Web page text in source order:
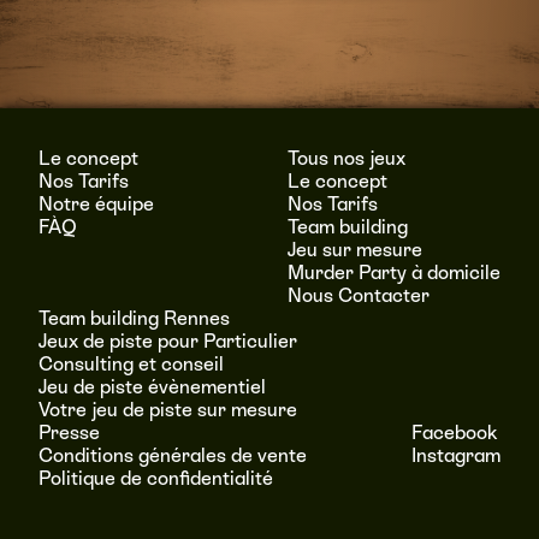
Le concept
Nos Tarifs
Notre équipe
FÀQ
Tous nos jeux
Le concept
Nos Tarifs
Team building
Jeu sur mesure
Murder Party à domicile
Nous Contacter
Team building Rennes
Jeux de piste pour Particulier
Consulting et conseil
Jeu de piste évènementiel
Votre jeu de piste sur mesure
Presse
Conditions générales de vente
Politique de confidentialité
Facebook
Instagram